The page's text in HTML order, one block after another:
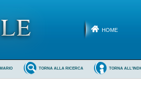
HOME
TORNA
TORNA ALLA RICERCA